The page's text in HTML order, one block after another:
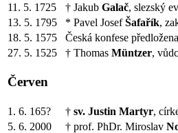
11. 5. 1725
† Jakub Galač, slezský
13. 5. 1795
* Pavel JosefŠafařík,
18. 5. 1575
Česká konfese
27. 5. 1525
† Thomas Müntzer,
Červen
1. 6. 165? † sv. Justin Martyr,
5. 6. 2000
† prof. PhDr. Miroslav